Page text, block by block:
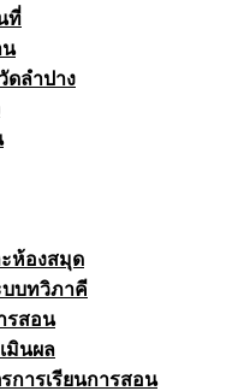
ที่
น
ดลำปาง
ห้องสมุด
บบทวิภาคี
รสอน
มินผล
ารเรียนการสอน